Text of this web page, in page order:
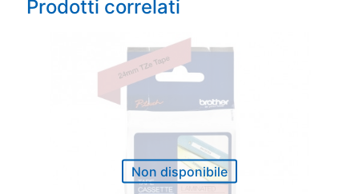
Prodotti correlati
Non disponibile